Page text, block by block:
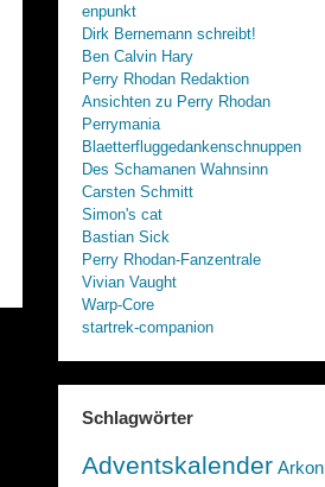
enpunkt
Dirk Bernemann schreibt!
Ben Calvin Hary
Perry Rhodan Redaktion
Ansichten zu Perry Rhodan
Perrymania
Blaetterfluggedankenschnuppen
Des Schamanen Wahnsinn
Carsten Schmitt
Simon's cat
Bastian Sick
Perry Rhodan-Fanzentrale
Vivian Vaught
Warp-Core
startrek-companion
Schlagwörter
Adventskalender Arkon